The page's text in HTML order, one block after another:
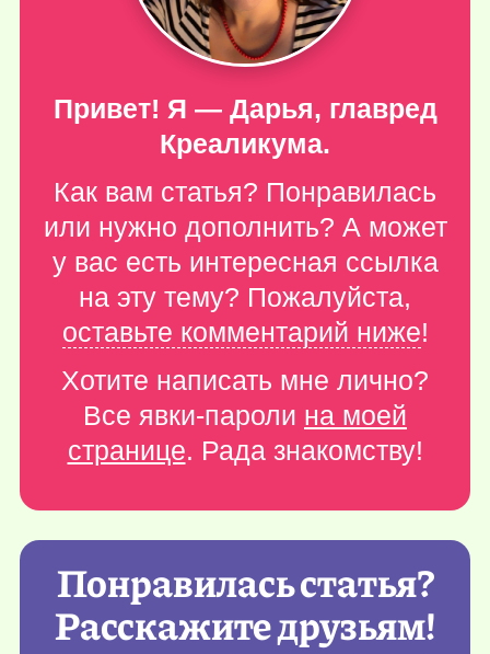
Привет! Я — Дарья, главред
Креаликума.
Как вам статья? Понравилась
или нужно дополнить? А может
у вас есть интересная ссылка
на эту тему? Пожалуйста,
оставьте комментарий ниже!
Хотите написать мне лично?
Все явки-пароли на моей
странице. Рада знакомству!
Понравилась статья?
Расскажите друзьям!